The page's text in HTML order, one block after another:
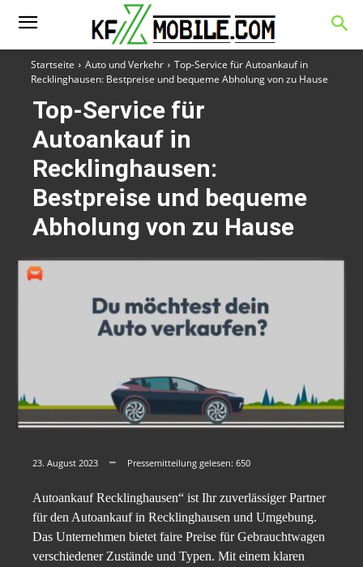
Startseite Auto und Verkehr
Top-Service für Autoankauf in
Recklinghausen: Bestpreise und bequeme Abholung von zu Hause
Top-Service für
Autoankauf in
Recklinghausen:
Bestpreise und bequeme
Abholung von zu Hause
23. August 2023 Pressemitteilung gelesen: 650
Autoankauf Recklinghausen“ ist Ihr zuverlässiger Partner
für den Autoankauf in Recklinghausen und Umgebung.
Das Unternehmen bietet faire Preise für Gebrauchtwagen
verschiedener Zustände und Typen. Mit einem klaren